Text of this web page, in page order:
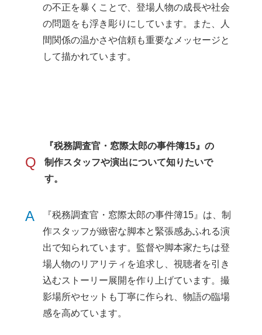
の不正を暴くことで、登場人物の成長や社会
の問題をも浮き彫りにしています。また、人
間関係の温かさや信頼も重要なメッセージと
して描かれています。
Q
『税務調査官・窓際太郎の事件簿15』の
制作スタッフや演出について知りたいで
す。
A
『税務調査官・窓際太郎の事件簿15』は、制
作スタッフが緻密な脚本と緊張感あふれる演
出で知られています。監督や脚本家たちは登
場人物のリアリティを追求し、視聴者を引き
込むストーリー展開を作り上げています。撮
影場所やセットも丁寧に作られ、物語の臨場
感を高めています。